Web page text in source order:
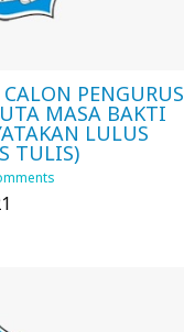
CALON PENGURUS
MASA BAKTI
LULUS
TULIS)